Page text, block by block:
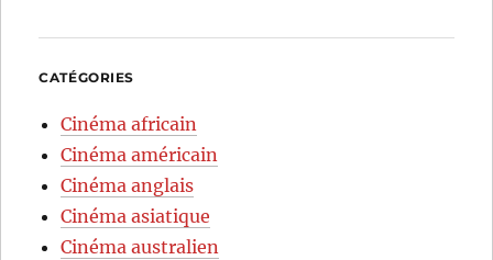
CATÉGORIES
Cinéma africain
Cinéma américain
Cinéma anglais
Cinéma asiatique
Cinéma australien